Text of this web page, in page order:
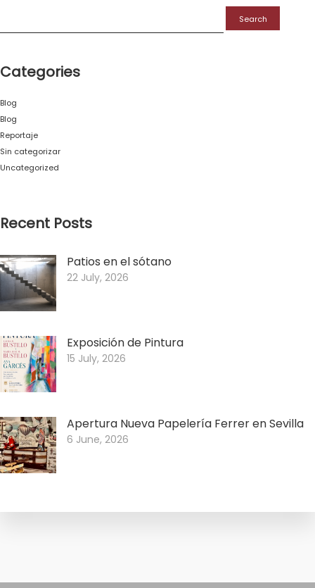
Categories
Blog
Blog
Reportaje
Sin categorizar
Uncategorized
Recent Posts
Patios en el sótano
22 July, 2026
Exposición de Pintura
15 July, 2026
Apertura Nueva Papelería Ferrer en Sevilla
6 June, 2026